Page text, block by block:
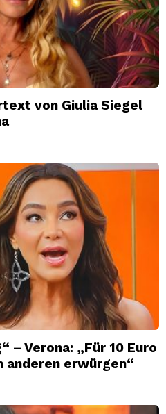
von Giulia Siegel
– Verona: „Für 10 Euro
anderen erwürgen“